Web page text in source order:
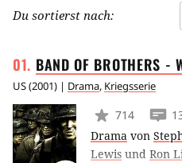
Du sortierst nach:
BAND OF BROTHERS -
US(2001) | Drama, Kriegsserie
714
Drama von
Lewis und Ron